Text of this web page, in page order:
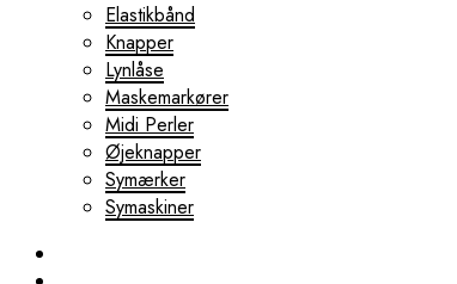
Elastikbånd
Knapper
Lynlåse
Maskemarkører
Midi Perler
Øjeknapper
Symærker
Symaskiner